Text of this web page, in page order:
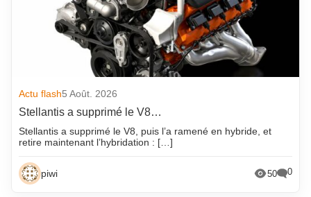
Actu flash5 Août. 2026
Stellantis a supprimé le V8…
Stellantis a supprimé le V8, puis l’a ramené en hybride, et
retire maintenant l’hybridation : […]
piwi 50 0